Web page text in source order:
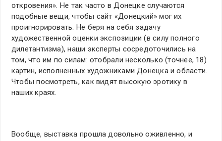
откровения». Не так часто в Донецке случаются
подобные вещи, чтобы сайт «Донецкий» мог их
проигнорировать. Не беря на себя задачу
художественной оценки экспозиции (в силу полного
дилетантизма), наши эксперты сосредоточились на
том, что им по силам: отобрали несколько (точнее, 18)
картин, исполненных художниками Донецка и области.
Чтобы посмотреть, как видят высокую эротику в
наших краях.
Вообще, выставка прошла довольно оживленно, и